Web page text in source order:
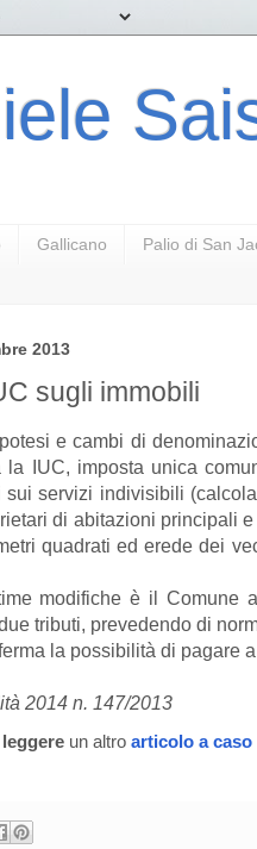
Gallicano Palio di San
2013
sugli immobili
e cambi di
la IUC, imposta unica
sui servizi indivisibili
di abitazioni principali
quadrati ed erede dei
modifiche è il Comune
tributi, prevedendo di
la possibilità di pagare
2014 n. 147/2013
leggere un altro articolo a caso